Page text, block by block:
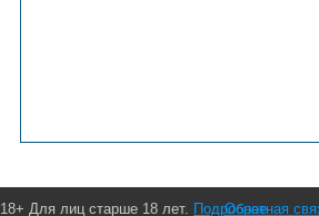
18+ Для лиц старше 18 лет. Подробнее
Обратная